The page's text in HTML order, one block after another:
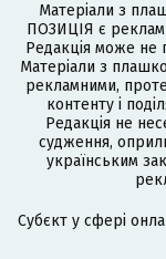
Матеріали з
ПОЗИЦІЯ є
Редакція може не
Матеріали з
рекламними,
контенту і
Редакція не
судження,
українським
Cубєкт у сфері